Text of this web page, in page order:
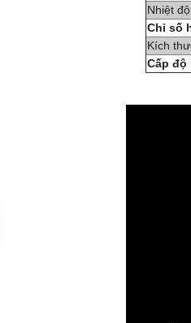
Nhiệt
Chỉ số
Kích
Cấp độ